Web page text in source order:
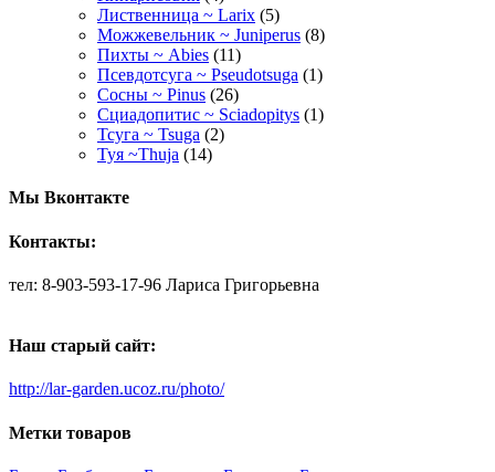
Лиственница ~ Larix (5)
Можжевельник ~ Juniperus (8)
Пихты ~ Abies (11)
Псевдотсуга ~ Pseudotsuga (1)
Сосны ~ Pinus (26)
Сциадопитис ~ Sciadopitys (1)
Тсуга ~ Tsuga (2)
Туя ~Thuja (14)
Мы Вконтакте
Контакты:
тел: 8-903-593-17-96 Лариса Григорьевна
Наш старый сайт:
http://lar-garden.ucoz.ru/photo/
Метки товаров